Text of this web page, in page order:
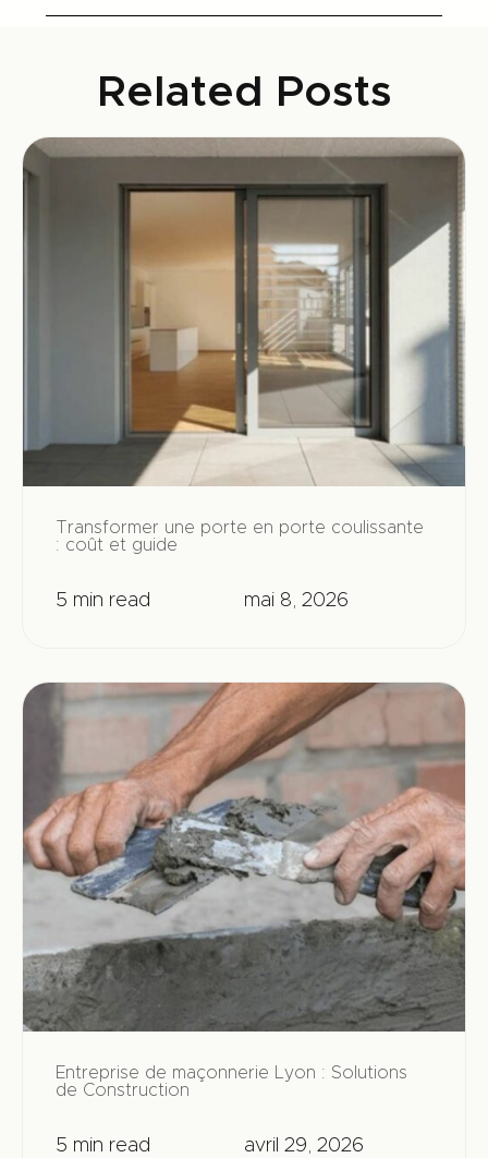
Related Posts
Transformer une porte en porte coulissante
: coût et guide
5 min read mai 8, 2026
Entreprise de maçonnerie Lyon : Solutions
de Construction
5 min read avril 29, 2026